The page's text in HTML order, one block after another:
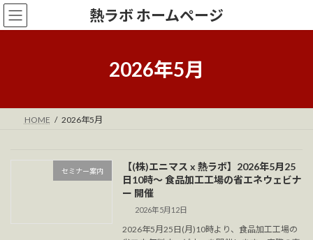
コ
ン
ナ
ビ
熱ラボ ホームページ
2026年5月
HOME 2026年5月
セミナー案内
【(株)エニマス x 熱ラボ】2026年5月25
日10時～ 食品加工工場の省エネウェビナ
ー 開催
2026年5月12日
2026年5月25日(月)10時より、食品加工工場の